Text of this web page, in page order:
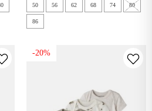
50 56 62 68 74 80
86
-20%